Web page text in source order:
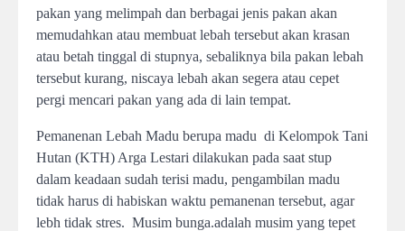
pakan yang melimpah dan berbagai jenis pakan akan
memudahkan atau membuat lebah tersebut akan krasan
atau betah tinggal di stupnya, sebaliknya bila pakan lebah
tersebut kurang, niscaya lebah akan segera atau cepet
pergi mencari pakan yang ada di lain tempat.
Pemanenan Lebah Madu berupa madu di Kelompok Tani
Hutan (KTH) Arga Lestari dilakukan pada saat stup
dalam keadaan sudah terisi madu, pengambilan madu
tidak harus di habiskan waktu pemanenan tersebut, agar
lebh tidak stres. Musim bunga.adalah musim yang tepet